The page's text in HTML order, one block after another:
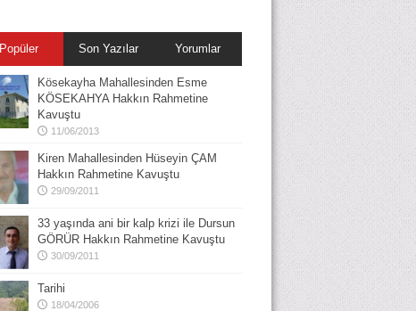
Popüler Son Yazılar Yorumlar
Kösekayha Mahallesinden Esme
KÖSEKAHYA Hakkın Rahmetine
Kavuştu
11/06/2013
Kiren Mahallesinden Hüseyin ÇAM
Hakkın Rahmetine Kavuştu
29/09/2011
33 yaşında ani bir kalp krizi ile Dursun
GÖRÜR Hakkın Rahmetine Kavuştu
30/09/2011
Tarihi
18/04/2006